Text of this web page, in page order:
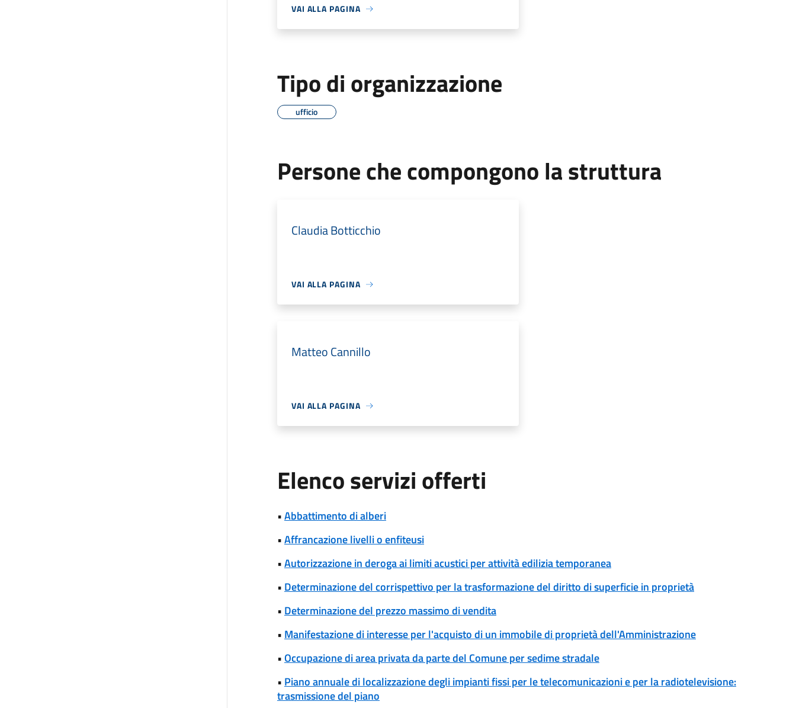
VAI ALLA PAGINA
Tipo di organizzazione
ufficio
Persone che compongono la struttura
Claudia Botticchio
VAI ALLA PAGINA
Matteo Cannillo
VAI ALLA PAGINA
Elenco servizi offerti
•Abbattimento di alberi
•Affrancazione livelli o enfiteusi
•Autorizzazione in deroga ai limiti acustici per attività edilizia temporanea
• Determinazione del corrispettivo per la trasformazione del diritto di superficie in proprietà
• Determinazione del prezzo massimo di vendita
• Manifestazione di interesse per l'acquisto di un immobile di proprietà dell'Amministrazione
•Occupazione di area privata da parte del Comune per sedime stradale
• Piano annuale di localizzazione degli impianti fissi per le telecomunicazioni e per la radiotelevisione:
trasmissione del piano